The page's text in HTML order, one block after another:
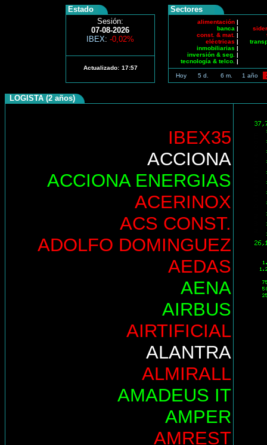
Estado
Sesión:
07-08-2026
IBEX: -0,02%
Actualizado: 17:57
Sectores
alimentación |
banca |
const. & mat. |
eléctricas |
inmobiliarias |
inversión & seg. |
tecnología & telco. |
Hoy 5 d. 6 m. 1 año
LOGISTA (2 años)
IBEX35
ACCIONA
ACCIONA ENERGIAS
ACERINOX
ACS CONST.
ADOLFO DOMINGUEZ
AEDAS
AENA
AIRBUS
AIRTIFICIAL
ALANTRA
ALMIRALL
AMADEUS IT
AMPER
AMREST